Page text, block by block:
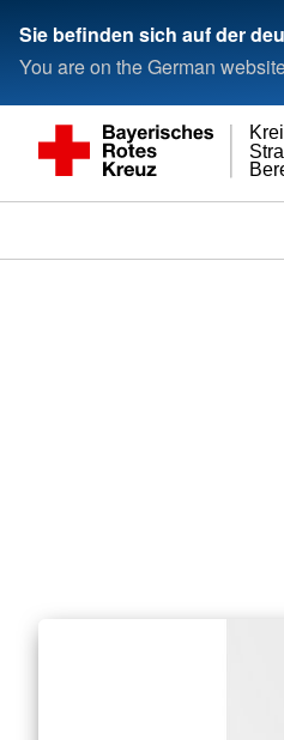
Sie befinden sich auf der
You are on the German